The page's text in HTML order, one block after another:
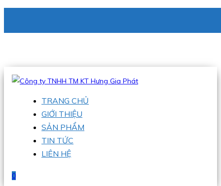
Hotline:0938 336 079
TRANG CHỦ
GIỚI THIỆU
SẢN PHẨM
TIN TỨC
LIÊN HỆ
0